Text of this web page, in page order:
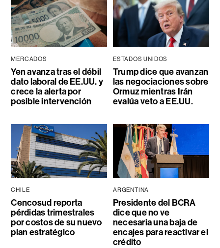
MERCADOS
Yen avanza tras el débil
dato laboral de EE.UU. y
crece la alerta por
posible intervención
ESTADOS UNIDOS
Trump dice que avanzan
las negociaciones sobre
Ormuz mientras Irán
evalúa veto a EE.UU.
CHILE
Cencosud reporta
pérdidas trimestrales
por costos de su nuevo
plan estratégico
ARGENTINA
Presidente del BCRA
dice que no ve
necesaria una baja de
encajes para reactivar el
crédito